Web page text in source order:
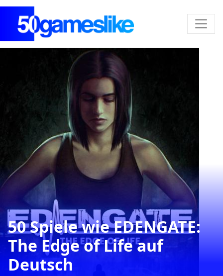
50 Spiele wie EDENGATE:
The Edge of Life auf
Deutsch